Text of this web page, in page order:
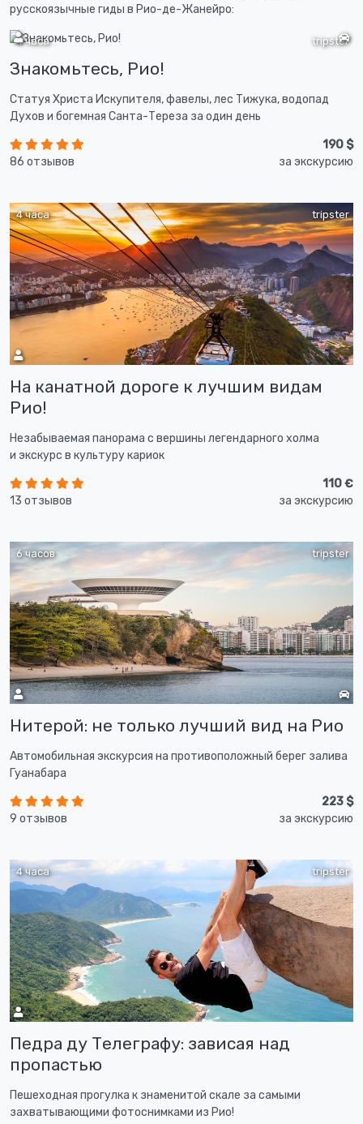
русскоязычные гиды в Рио-де-Жанейро:
tripster
4 часа
Знакомьтесь, Рио!
Статуя Христа Искупителя, фавелы, лес Тижука, водопад
Духов и богемная Санта-Тереза за один день
86 отзывов
190 $
за экскурсию
tripster
4 часа
На канатной дороге к лучшим видам
Рио!
Незабываемая панорама с вершины легендарного холма
и экскурс в культуру кариок
13 отзывов
110 €
за экскурсию
tripster
6 часов
Нитерой: не только лучший вид на Рио
Автомобильная экскурсия на противоположный берег залива
Гуанабара
9 отзывов
223 $
за экскурсию
tripster
4 часа
Педра ду Телеграфу: зависая над
пропастью
Пешеходная прогулка к знаменитой скале за самыми
захватывающими фотоснимками из Рио!